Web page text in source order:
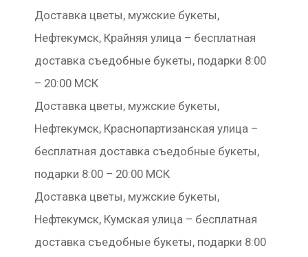
Доставка цветы, мужские букеты,
Нефтекумск, Крайняя улица – бесплатная
доставка съедобные букеты, подарки 8:00
– 20:00 МСК
Доставка цветы, мужские букеты,
Нефтекумск, Краснопартизанская улица –
бесплатная доставка съедобные букеты,
подарки 8:00 – 20:00 МСК
Доставка цветы, мужские букеты,
Нефтекумск, Кумская улица – бесплатная
доставка съедобные букеты, подарки 8:00